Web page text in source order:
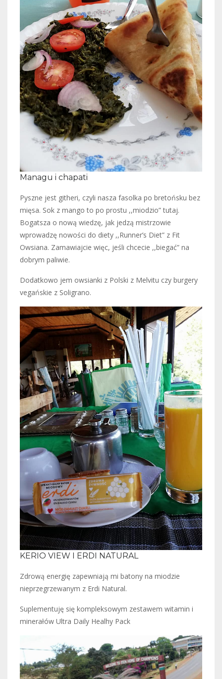
Managu i chapati
Pyszne jest githeri, czyli nasza fasolka po bretońsku bez
mięsa. Sok z mango to po prostu ,,miodzio” tutaj.
Bogatsza o nową wiedzę, jak jedzą mistrzowie
wprowadzę nowości do diety ,,Runner’s Diet” z Fit
Owsiana. Zamawiajcie więc, jeśli chcecie ,,biegać” na
dobrym paliwie.
Dodatkowo jem owsianki z Polski z Melvitu czy burgery
vegańskie z Soligrano.
KERIO VIEW I ERDI NATURAL
Zdrową energię zapewniają mi batony na miodzie
nieprzegrzewanym z Erdi Natural.
Suplementuję się kompleksowym zestawem witamin i
minerałów Ultra Daily Healhy Pack